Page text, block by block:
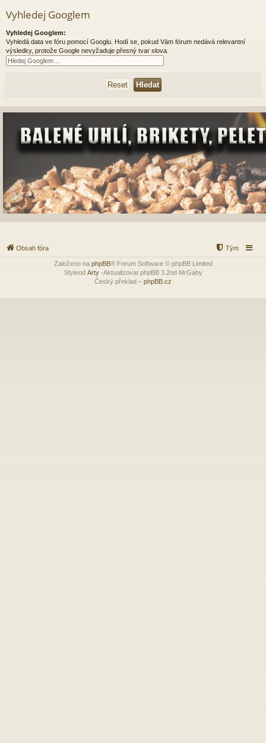
Vyhledej Googlem
Vyhledej Googlem:
Vyhledá data ve fóru pomocí Googlu. Hodí se, pokud Vám fórum nedává relevantní
výsledky, protože Google nevyžaduje přesný tvar slova.
Obsah fóra Tým
Založeno na phpBB® Forum Software © phpBB Limited
Styleod Arty-Aktualizovat phpBB 3.2od MrGaby
Český překlad – phpBB.cz